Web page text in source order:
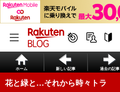
ホーム 新しい記事 過去の記事
花と緑と…それから時々トラ